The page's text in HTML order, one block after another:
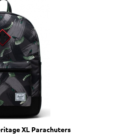
XL Parachuters